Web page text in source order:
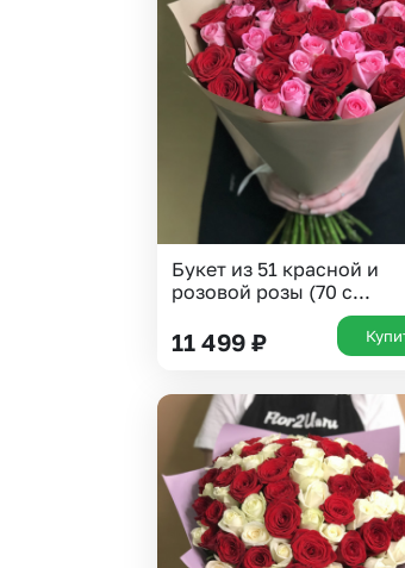
Букет из 51 красной и
розовой розы (70 с...
11 499 ₽